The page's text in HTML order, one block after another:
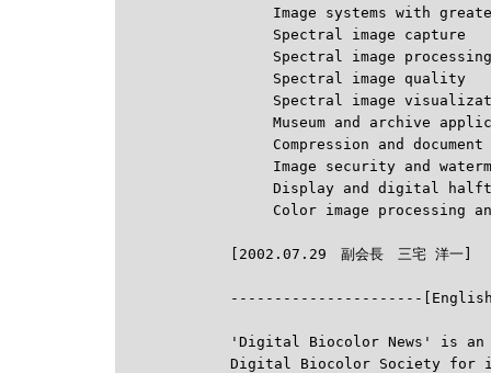
Image systems with
Spectral image capture
Spectral image processing
Spectral image quality
Spectral image
Museum and archive
Compression and document
Image security and
Display and digital
Color image processing
----------------------
'Digital Biocolor News' is an
Digital Biocolor Society for